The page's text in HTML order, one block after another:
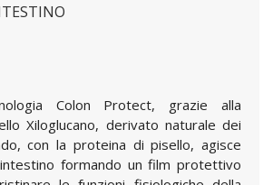
Colon Protect, grazie alla
Xiloglucano, derivato naturale dei
con la proteina di pisello, agisce
formando un film protettivo